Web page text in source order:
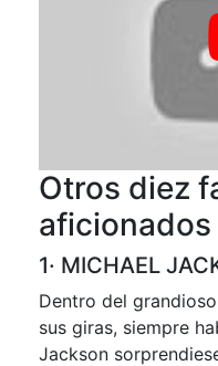
Otros diez
aficionados
1· MICHAEL
Dentro del
sus giras, siempre
Jackson